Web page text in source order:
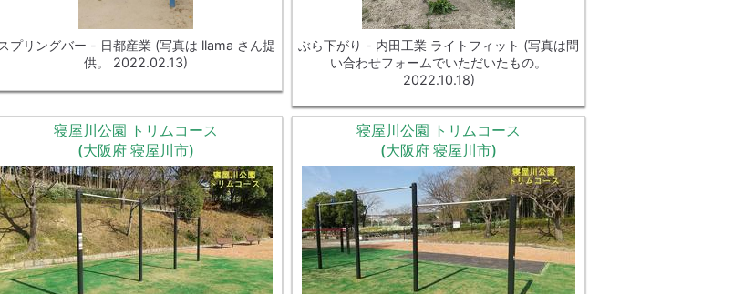
スプリングバー - 日都産業 (写真は llama さん提
供。 2022.02.13)
ぶら下がり - 内田工業 ライトフィット (写真は問
い合わせフォームでいただいたもの。
2022.10.18)
寝屋川公園 トリムコース
(大阪府 寝屋川市)
寝屋川公園 トリムコース
(大阪府 寝屋川市)